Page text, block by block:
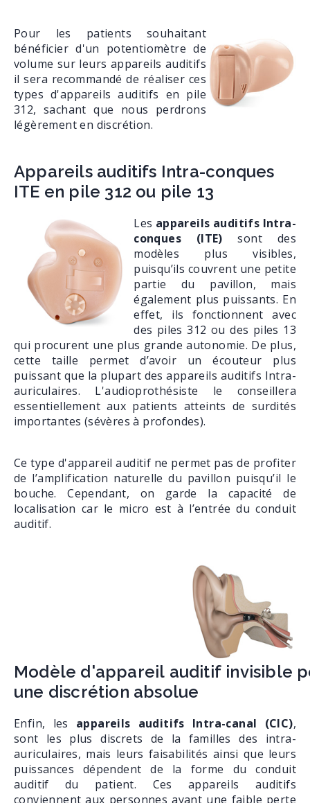
Pour les patients souhaitant
bénéficier d'un potentiomètre de
volume sur leurs appareils auditifs
il sera recommandé de réaliser ces
types d'appareils auditifs en pile
312, sachant que nous perdrons
légèrement en discrétion.
Appareils auditifs Intra-conques
ITE en pile 312 ou pile 13
Les appareils auditifs Intra-
conques (ITE) sont des
modèles plus visibles,
puisqu’ils couvrent une petite
partie du pavillon, mais
également plus puissants. En
effet, ils fonctionnent avec
des piles 312 ou des piles 13
qui procurent une plus grande autonomie. De plus,
cette taille permet d’avoir un écouteur plus
puissant que la plupart des appareils auditifs Intra-
auriculaires. L'audioprothésiste le conseillera
essentiellement aux patients atteints de surdités
importantes (sévères à profondes).
Ce type d'appareil auditif ne permet pas de profiter
de l’amplification naturelle du pavillon puisqu’il le
bouche. Cependant, on garde la capacité de
localisation car le micro est à l’entrée du conduit
auditif.
Modèle d'appareil auditif invisible
une discrétion absolue
Enfin, les appareils auditifs Intra-canal (CIC),
sont les plus discrets de la familles des intra-
auriculaires, mais leurs faisabilités ainsi que leurs
puissances dépendent de la forme du conduit
auditif du patient. Ces appareils auditifs
conviennent aux personnes ayant une faible perte